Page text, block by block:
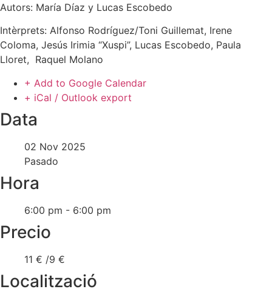
Autors: María Díaz y Lucas Escobedo
Intèrprets: Alfonso Rodríguez/Toni Guillemat, Irene
Coloma, Jesús Irimia “Xuspi”, Lucas Escobedo, Paula
Lloret, Raquel Molano
+ Add to Google Calendar
+ iCal / Outlook export
Data
02 Nov 2025
Pasado
Hora
6:00 pm - 6:00 pm
Precio
11 € /9 €
Localització